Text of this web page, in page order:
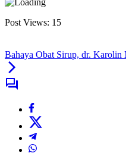
Post Views: 15
Bahaya Obat Sirup, dr.